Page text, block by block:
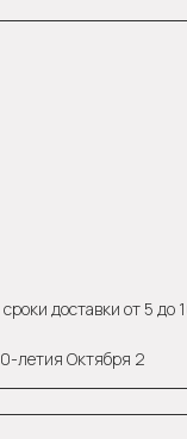
доставки от 5 до
летия Октября 2